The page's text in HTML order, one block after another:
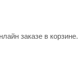
заказе в корзине.